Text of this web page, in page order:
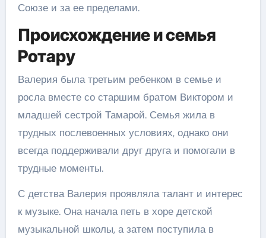
Союзе и за ее пределами.
Происхождение и семья
Ротару
Валерия была третьим ребенком в семье и
росла вместе со старшим братом Виктором и
младшей сестрой Тамарой. Семья жила в
трудных послевоенных условиях, однако они
всегда поддерживали друг друга и помогали в
трудные моменты.
С детства Валерия проявляла талант и интерес
к музыке. Она начала петь в хоре детской
музыкальной школы, а затем поступила в